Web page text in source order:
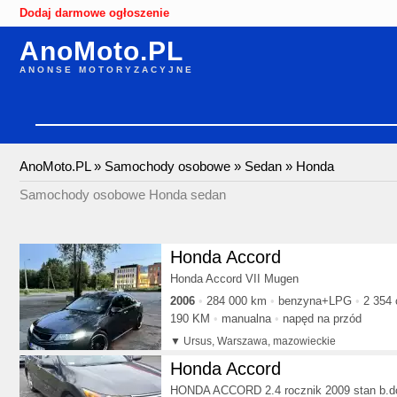
Dodaj darmowe ogłoszenie
AnoMoto.PL
ANONSE MOTORYZACYJNE
AnoMoto.PL» Samochody osobowe » Sedan » Honda
Samochody osobowe Honda sedan
Honda Accord
Honda Accord VII Mugen
2006
284 000 km benzyna+LPG
2 354
190 KM
manualna napęd na przód
Ursus, Warszawa, mazowieckie
Honda Accord
HONDA ACCORD 2.4 rocznik 2009 stan